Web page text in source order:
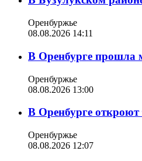
Оренбуржье
08.08.2026 14:11
В Оренбурге прошла
Оренбуржье
08.08.2026 13:00
В Оренбурге
Оренбуржье
08.08.2026 12:07